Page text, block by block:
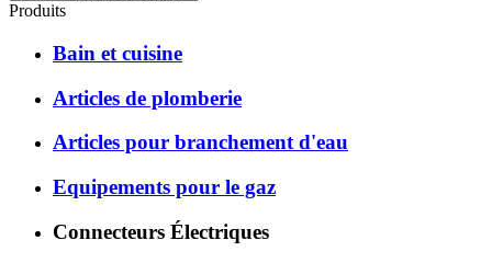
Produits
Bain et cuisine
Articles de plomberie
Articles pour branchement d'eau
Equipements pour le gaz
Connecteurs Électriques